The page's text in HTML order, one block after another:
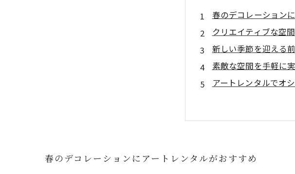
春のデコレーション
クリエイティブな空
新しい季節を迎える
素敵な空間を手軽に
アートレンタルでオ
春のデコレーションにアートレンタルがおすすめ